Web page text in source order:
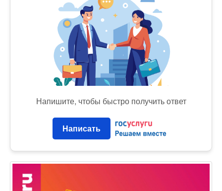
Напишите, чтобы быстро получить ответ
Написать